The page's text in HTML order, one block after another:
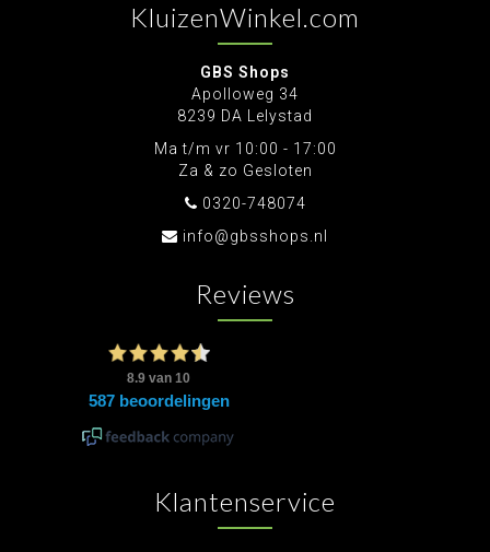
KluizenWinkel.com
GBS Shops
Apolloweg 34
8239 DA Lelystad
Ma t/m vr 10:00 - 17:00
Za & zo Gesloten
0320-748074
info@gbsshops.nl
Reviews
Klantenservice